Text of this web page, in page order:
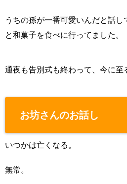
うちの孫が一番可愛いんだと話
と和菓子を食べに行ってました。
通夜も告別式も終わって、今に至
お坊さんのお話し
いつかは亡くなる。
無常。